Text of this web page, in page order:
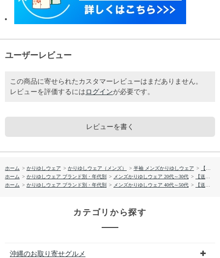
ユーザーレビュー
この商品に寄せられたカスタマーレビューはまだありません。
レビューを評価するには ログインが必要です。
レビューを書く
ホーム > かりゆしウェア > かりゆしウェア（メンズ） > 半袖 メンズかりゆしウェア >
【送料無料】 紅型平行デザイン柄 かりゆしウェア P-AK23006
ホーム > かりゆしウェア ブランド別・年代別 > メンズかりゆしウェア 20代～30代 >
【送料無料】 紅型平行デザイン柄 かりゆしウェア P-AK23006
ホーム > かりゆしウェア ブランド別・年代別 > メンズかりゆしウェア 40代～50代 > 【送料無料】 紅型平行デザイン柄 かりゆしウェア P-AK23006
カテゴリから探す
沖縄のお取り寄せグルメ